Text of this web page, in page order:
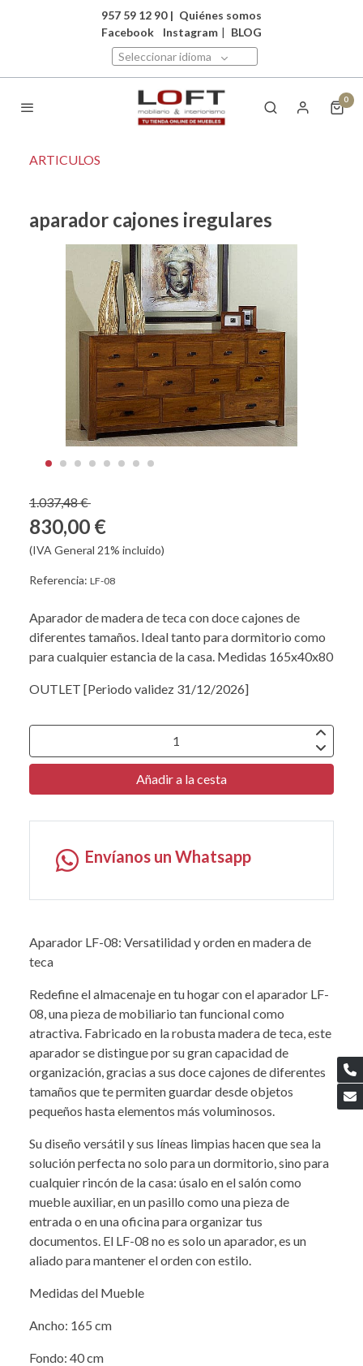
957 59 12 90 | Quiénes somos
Facebook
Instagram | BLOG
Seleccionar idioma
0
ARTICULOS
aparador cajones iregulares
1.037,48 €
830,00 €
(IVA General 21% incluido)
Referencia: LF-08
Aparador de madera de teca con doce cajones de
diferentes tamaños. Ideal tanto para dormitorio como
para cualquier estancia de la casa. Medidas 165x40x80
OUTLET [Periodo validez 31/12/2026]
Añadir a la cesta
Envíanos un Whatsapp
Aparador LF-08: Versatilidad y orden en madera de
teca
Redefine el almacenaje en tu hogar con el aparador LF-
08, una pieza de mobiliario tan funcional como
atractiva. Fabricado en la robusta madera de teca, este
aparador se distingue por su gran capacidad de
organización, gracias a sus doce cajones de diferentes
tamaños que te permiten guardar desde objetos
pequeños hasta elementos más voluminosos.
Su diseño versátil y sus líneas limpias hacen que sea la
solución perfecta no solo para un dormitorio, sino para
cualquier rincón de la casa: úsalo en el salón como
mueble auxiliar, en un pasillo como una pieza de
entrada o en una oficina para organizar tus
documentos. El LF-08 no es solo un aparador, es un
aliado para mantener el orden con estilo.
Medidas del Mueble
Ancho: 165 cm
Fondo: 40 cm